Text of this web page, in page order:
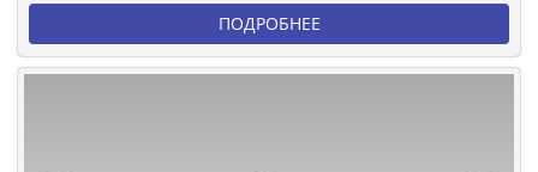
ПОДРОБНЕЕ